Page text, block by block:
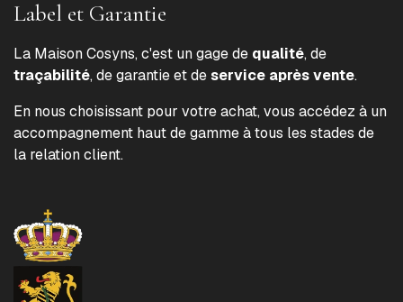
Label et Garantie
La Maison Cosyns, c'est un gage de qualité, de
traçabilité, de garantie et deservice après vente.
En nous choisissant pour votre achat, vous accédez à un
accompagnement haut de gamme à tous les stades de
la relation client.